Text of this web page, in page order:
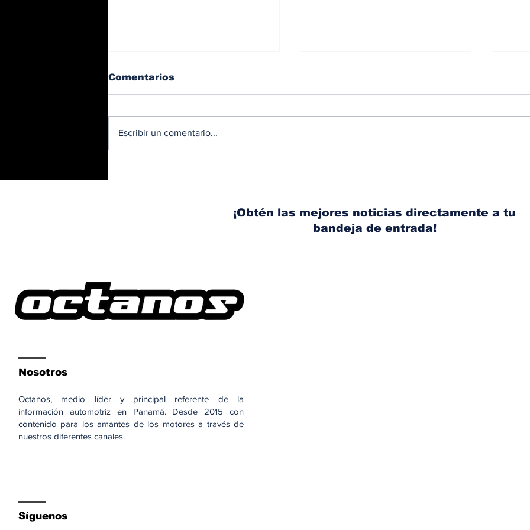
Comentarios
Escribir un comentario...
¡Obtén las mejores noticias directamente a tu
bandeja de entrada!
Nosotros
Octanos, medio líder y principal referente de la
información automotriz en Panamá. Desde 2015 con
contenido para los amantes de los motores a través de
nuestros diferentes canales.
Síguenos